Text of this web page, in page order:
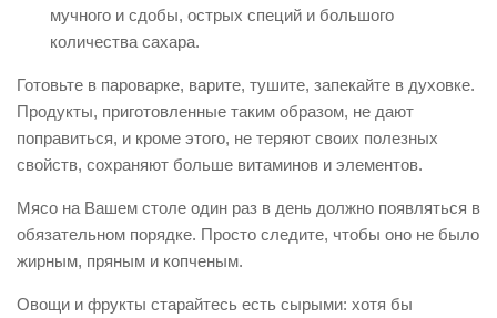
мучного и сдобы, острых специй и большого
количества сахара.
Готовьте в пароварке, варите, тушите, запекайте в духовке.
Продукты, приготовленные таким образом, не дают
поправиться, и кроме этого, не теряют своих полезных
свойств, сохраняют больше витаминов и элементов.
Мясо на Вашем столе один раз в день должно появляться в
обязательном порядке. Просто следите, чтобы оно не было
жирным, пряным и копченым.
Овощи и фрукты старайтесь есть сырыми: хотя бы